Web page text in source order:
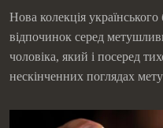
роботи в теплий
Нова колекція
відпочинок серед
чоловіка, який і посеред
нескінченних поглядах